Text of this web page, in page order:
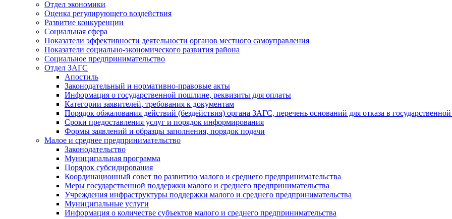
Отдел экономики
Оценка регулирующего воздействия
Развитие конкуренции
Социальная сфера
Показатели эффективности деятельности органов местного самоуправления
Показатели социально-экономического развития района
Социальное предпринимательство
Отдел ЗАГС
Апостиль
Законодательный и нормативно-правовые акты
Информация о государственной пошлине, реквизиты для оплаты
Категории заявителей, требования к документам
Порядок обжалования действий (бездействия) органа ЗАГС, перечень оснований для отказа в
Сроки предоставления услуг и порядок информирования
Формы заявлений и образцы заполнения, порядок подачи
Малое и среднее предпринимательство
Законодательство
Муниципальная программа
Порядок субсидирования
Координационный совет по развитию малого и среднего предпринимательства
Меры государственной поддержки малого и среднего предпринимательства
Учреждения инфраструктуры поддержки малого и среднего предпринимательства
Муниципальные услуги
Информация о количестве субъектов малого и среднего предпринимательства